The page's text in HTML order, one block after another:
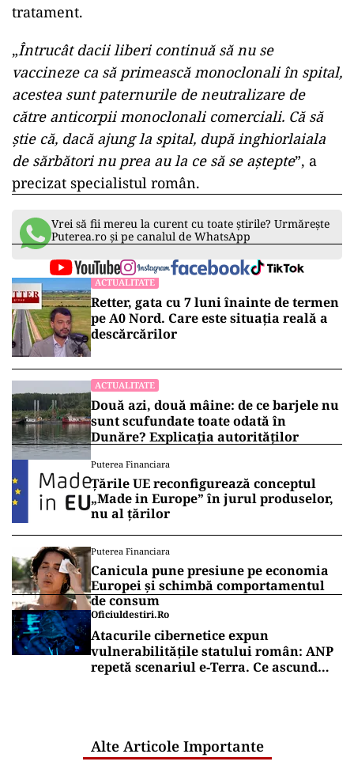
tratament.
„Întrucât dacii liberi continuă să nu se
vaccineze ca să primească monoclonali în spital,
acestea sunt paternurile de neutralizare de
către anticorpii monoclonali comerciali. Că să
ştie că, dacă ajung la spital, după inghiorlaiala
de sărbători nu prea au la ce să se aştepte”, a
precizat specialistul român.
Vrei să fii mereu la curent cu toate știrile? Urmărește
Puterea.ro și pe canalul de WhatsApp
ACTUALITATE
Retter, gata cu 7 luni înainte de termen
pe A0 Nord. Care este situația reală a
descărcărilor
ACTUALITATE
Două azi, două mâine: de ce barjele nu
sunt scufundate toate odată în
Dunăre? Explicația autorităților
Puterea Financiara
Țările UE reconfigurează conceptul
„Made in Europe” în jurul produselor,
nu al țărilor
Puterea Financiara
Canicula pune presiune pe economia
Europei și schimbă comportamentul
de consum
Oficiuldestiri.ro
Atacurile cibernetice expun
vulnerabilitățile statului român: ANP
repetă scenariul e‑Terra. Ce ascund
Alte Articole Importante